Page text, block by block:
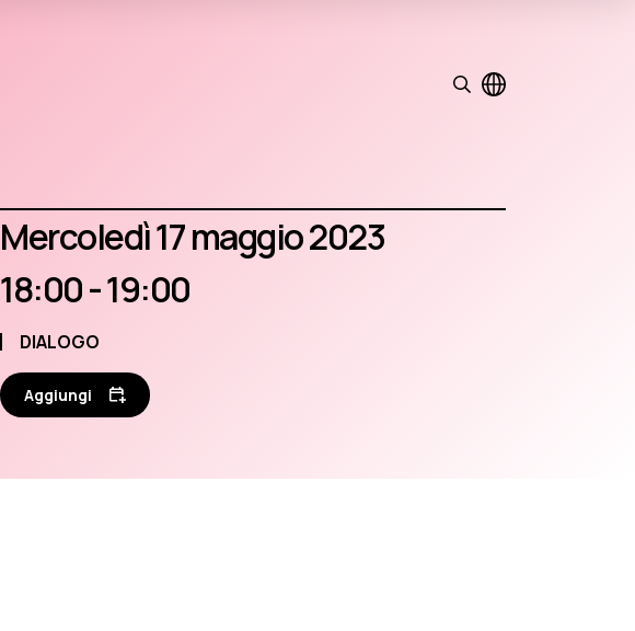
mercoledì 17 maggio 2023
18:00 - 19:00
DIALOGO
Aggiungi